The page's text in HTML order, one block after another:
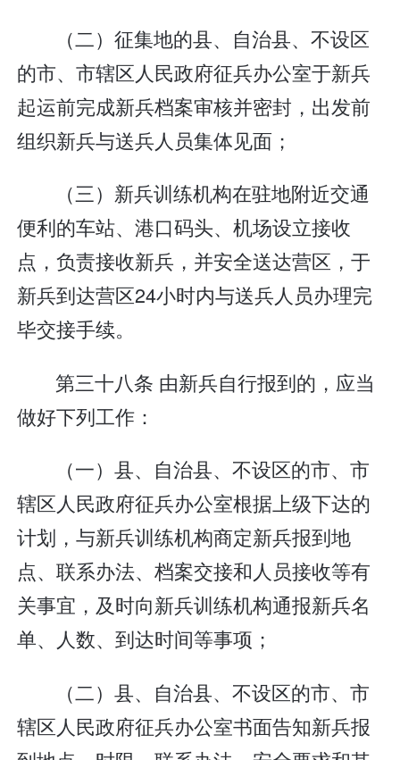
（二）征集地的县、自治县、不设区
的市、市辖区人民政府征兵办公室于新兵
起运前完成新兵档案审核并密封，出发前
组织新兵与送兵人员集体见面；
（三）新兵训练机构在驻地附近交通
便利的车站、港口码头、机场设立接收
点，负责接收新兵，并安全送达营区，于
新兵到达营区24小时内与送兵人员办理完
毕交接手续。
第三十八条 由新兵自行报到的，应当
做好下列工作：
（一）县、自治县、不设区的市、市
辖区人民政府征兵办公室根据上级下达的
计划，与新兵训练机构商定新兵报到地
点、联系办法、档案交接和人员接收等有
关事宜，及时向新兵训练机构通报新兵名
单、人数、到达时间等事项；
（二）县、自治县、不设区的市、市
辖区人民政府征兵办公室书面告知新兵报